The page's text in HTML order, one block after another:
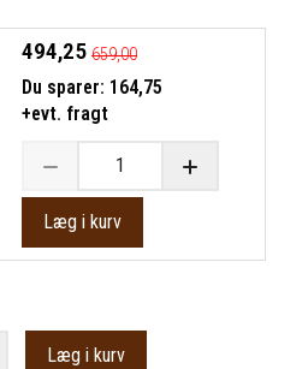
494,25 659,00
Du sparer: 164,75
+evt. fragt
Læg i kurv
Læg i kurv